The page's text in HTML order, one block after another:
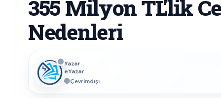
355 Milyon TL'lik
Nedenleri
Yazar
eYazar
Çevrimdışı